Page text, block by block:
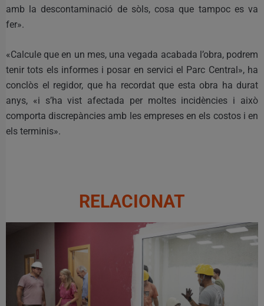
amb la descontaminació de sòls, cosa que tampoc es va
fer».
«Calcule que en un mes, una vegada acabada l’obra, podrem
tenir tots els informes i posar en servici el Parc Central», ha
conclòs el regidor, que ha recordat que esta obra ha durat
anys, «i s’ha vist afectada per moltes incidències i això
comporta discrepàncies amb les empreses en els costos i en
els terminis».
RELACIONAT